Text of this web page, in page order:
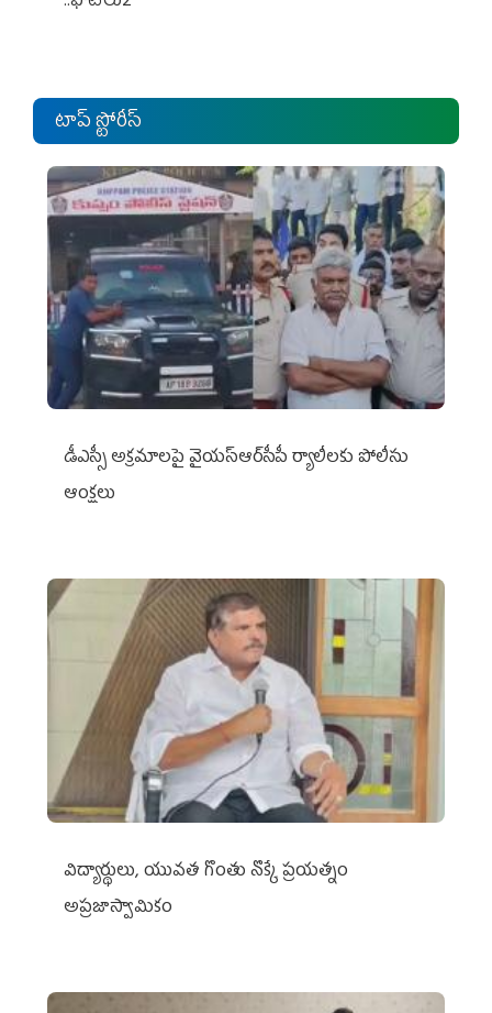
టాప్ స్టోరీస్
డీఎస్సీ అక్రమాలపై వైయ‌స్ఆర్‌సీపీ ర్యాలీలకు పోలీసు
ఆంక్షలు
విద్యార్థులు, యువత గొంతు నొక్కే ప్రయత్నం
అప్రజాస్వామికం